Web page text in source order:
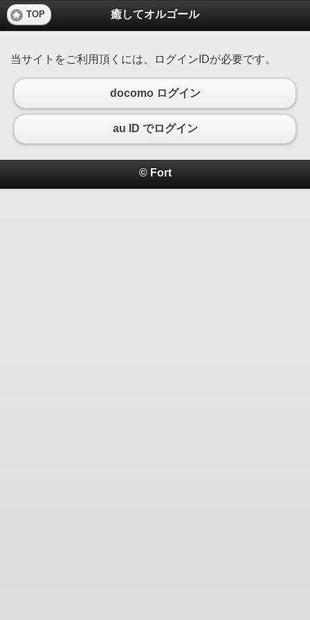
TOP 癒してオルゴール
当サイトをご利用頂くには、ログインIDが必要です。
docomo ログイン
au ID でログイン
© Fort